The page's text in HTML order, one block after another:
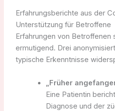
Erfahrungsberichte aus der
Unterstützung für Betroffene
Erfahrungen von Betroffenen
ermutigend. Drei
typische Erkenntnisse
„Früher
Eine Patientin
Diagnose und der